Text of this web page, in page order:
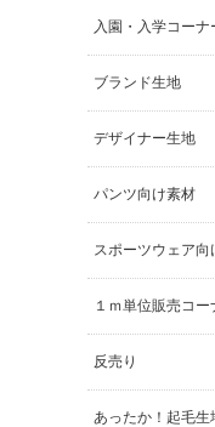
入園・入学コーナ
ブランド生地
デザイナー生地
パンツ向け素材
スポーツウェア向
１ｍ単位販売コー
反売り
あったか！起毛生